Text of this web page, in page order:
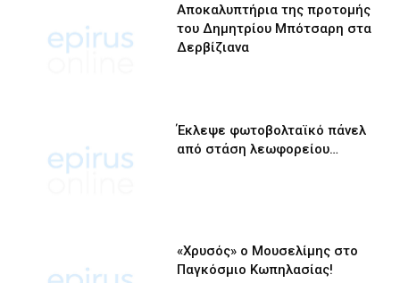
Αποκαλυπτήρια της προτομής
του Δημητρίου Μπότσαρη στα
Δερβίζιανα
Έκλεψε φωτοβολταϊκό πάνελ
από στάση λεωφορείου…
«Χρυσός» ο Μουσελίμης στο
Παγκόσμιο Κωπηλασίας!